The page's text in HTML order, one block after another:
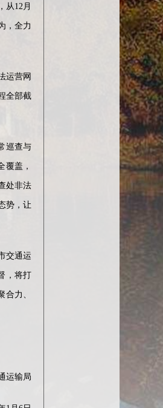
从12月
，全力
运营网
全部截
巡查与
覆盖，
处非法
势，让
交通运
，将打
力、
运输局